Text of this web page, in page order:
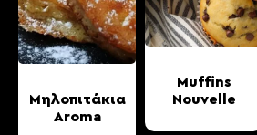
Muffins
Nouvelle
Μηλοπιτάκια
Aroma